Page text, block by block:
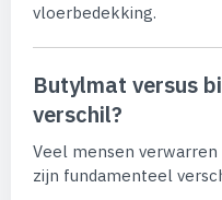
vloerbedekking.
Butylmat versus
verschil?
Veel mensen
zijn fundamenteel